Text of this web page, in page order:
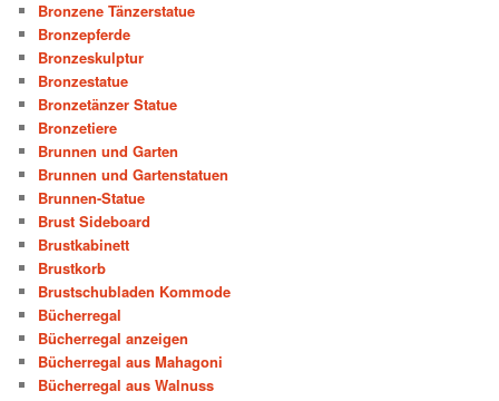
Bronzene Tänzerstatue
Bronzepferde
Bronzeskulptur
Bronzestatue
Bronzetänzer Statue
Bronzetiere
Brunnen und Garten
Brunnen und Gartenstatuen
Brunnen-Statue
Brust Sideboard
Brustkabinett
Brustkorb
Brustschubladen Kommode
Bücherregal
Bücherregal anzeigen
Bücherregal aus Mahagoni
Bücherregal aus Walnuss